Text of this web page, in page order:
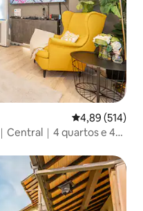
4,89 de uma
4,89 (514)
Central｜4 quartos e 4